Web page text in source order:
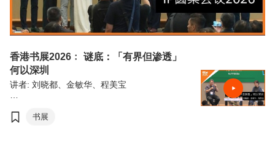
香港书展2026﹕ 谜底：「有界但渗透」
何以深圳
讲者: 刘晓都、金敏华、程美宝
届香港书展，连同香港运动消闲博览及零食世
书展